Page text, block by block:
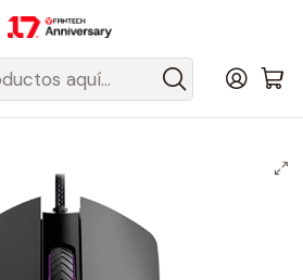
a todo Chile sobre $50.000 pesos.
Mouse y Acc. de mouse
X16 THOR Black Mouse 4.200 DPI